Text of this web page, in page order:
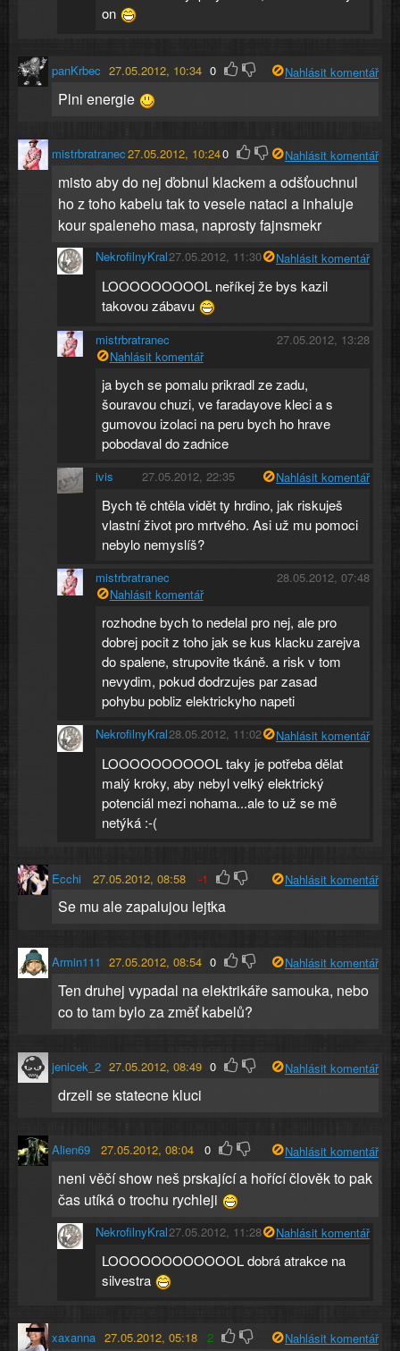
on
panKrbec 27.05.2012, 10:34 0 Nahlásit komentář
Plni energie
mistrbratranec27.05.2012, 10:240 Nahlásit komentář
misto aby do nej ďobnul klackem a odšťouchnul
ho z toho kabelu tak to vesele nataci a inhaluje
kour spaleneho masa, naprosty fajnsmekr
NekrofilnyKral27.05.2012, 11:30 Nahlásit komentář
LOOOOOOOOOL neříkej že bys kazil
takovou zábavu
mistrbratranec
27.05.2012, 13:28
Nahlásit komentář
ja bych se pomalu prikradl ze zadu,
šouravou chuzi, ve faradayove kleci a s
gumovou izolaci na peru bych ho hrave
pobodaval do zadnice
ivis 27.05.2012, 22:35 Nahlásit komentář
Bych tě chtěla vidět ty hrdino, jak riskuješ
vlastní život pro mrtvého. Asi už mu pomoci
nebylo nemyslíš?
mistrbratranec
28.05.2012, 07:48
Nahlásit komentář
rozhodne bych to nedelal pro nej, ale pro
dobrej pocit z toho jak se kus klacku zarejva
do spalene, strupovite tkáně. a risk v tom
nevydim, pokud dodrzujes par zasad
pohybu pobliz elektrickyho napeti
NekrofilnyKral28.05.2012, 11:02 Nahlásit komentář
LOOOOOOOOOOL taky je potřeba dělat
malý kroky, aby nebyl velký elektrický
potenciál mezi nohama...ale to už se mě
netýká :-(
Ecchi 27.05.2012, 08:58 -1 Nahlásit komentář
Se mu ale zapalujou lejtka
Armin111 27.05.2012, 08:54 0 Nahlásit komentář
Ten druhej vypadal na elektrikáře samouka, nebo
co to tam bylo za změť kabelů?
jenicek_2 27.05.2012, 08:49 0 Nahlásit komentář
drzeli se statecne kluci
Alien69 27.05.2012, 08:04 0 Nahlásit komentář
neni věčí show neš prskající a hořící člověk to pak
čas utíká o trochu rychleji
NekrofilnyKral27.05.2012, 11:28 Nahlásit komentář
LOOOOOOOOOOOOL dobrá atrakce na
silvestra
xaxanna 27.05.2012, 05:18 2 Nahlásit komentář